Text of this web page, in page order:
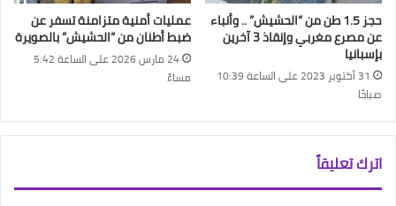
حجز 1.5 طن من “الحشيش” .. وأنباء
عن مصرع مغربي وإنقاذ 3 آخرين
بإسبانيا
31 أكتوبر 2023 على الساعة 10:39
صباحًا
عمليات أمنية متزامنة تسفر عن
ضبط أطنان من “الحشيش” بالصويرة
24 مارس 2026 على الساعة 5:42
مساءً
اترك تعليقاً